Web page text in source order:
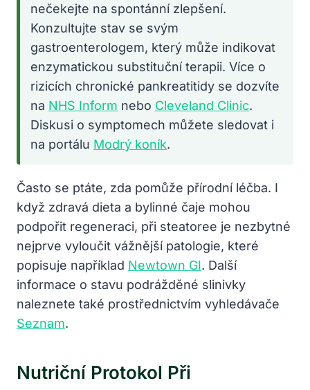
nečekejte na spontánní zlepšení.
Konzultujte stav se svým
gastroenterologem, který může indikovat
enzymatickou substituční terapii. Více o
rizicích chronické pankreatitidy se dozvíte
na NHS Inform nebo Cleveland Clinic.
Diskusi o symptomech můžete sledovat i
na portálu Modrý koník.
Často se ptáte, zda pomůže přírodní léčba. I
když zdravá dieta a bylinné čaje mohou
podpořit regeneraci, při steatoree je nezbytné
nejprve vyloučit vážnější patologie, které
popisuje například Newtown GI. Další
informace o stavu podrážděné slinivky
naleznete také prostřednictvím vyhledávače
Seznam.
Nutriční Protokol Při